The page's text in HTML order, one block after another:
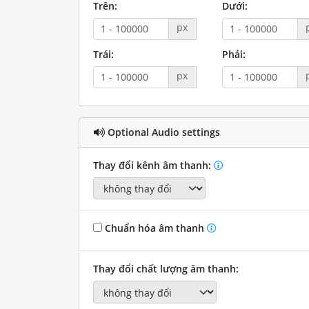
Trên:
px
Dưới:
Trái:
px
Phải:
Optional Audio settings
Thay đổi kênh âm thanh:
Chuẩn hóa âm thanh
Thay đổi chất lượng âm thanh: